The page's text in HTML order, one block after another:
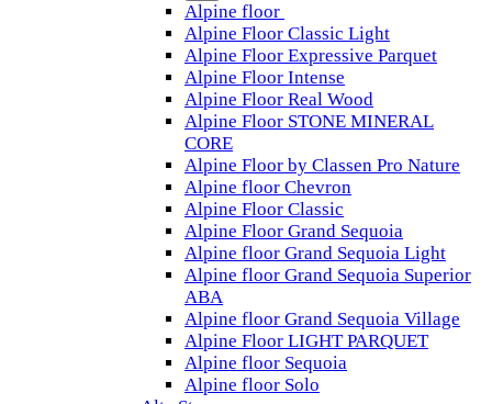
Alpine floor
Alpine Floor Classic Light
Alpine Floor Expressive Parquet
Alpine Floor Intense
Alpine Floor Real Wood
Alpine Floor STONE MINERAL
CORE
Alpine Floor by Classen Pro Nature
Alpine floor Chevron
Alpine Floor Classic
Alpine Floor Grand Sequoia
Alpine floor Grand Sequoia Light
Alpine floor Grand Sequoia Superior
ABA
Alpine floor Grand Sequoia Village
Alpine Floor LIGHT PARQUET
Alpine floor Sequoia
Alpine floor Solo